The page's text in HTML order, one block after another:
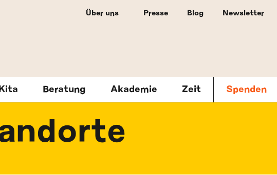
Über uns Presse Blog Newsletter
Kita Beratung Akademie Zeit Spenden